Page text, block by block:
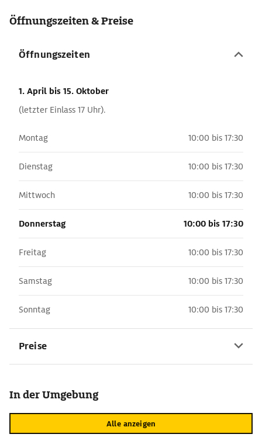
Öffnungszeiten & Preise
Öffnungszeiten
1. April bis 15. Oktober
(letzter Einlass 17 Uhr).
Montag 10:00 bis 17:30
Dienstag 10:00 bis 17:30
Mittwoch 10:00 bis 17:30
Donnerstag 10:00 bis 17:30
Freitag 10:00 bis 17:30
Samstag 10:00 bis 17:30
Sonntag 10:00 bis 17:30
Preise
In der Umgebung
Alle anzeigen